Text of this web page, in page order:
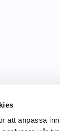
att anpassa